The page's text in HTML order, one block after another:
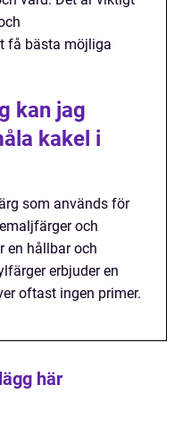
få bästa möjliga
kan jag
kakel i
som används för
och
en hållbar och
erbjuder en
oftast ingen primer.
här